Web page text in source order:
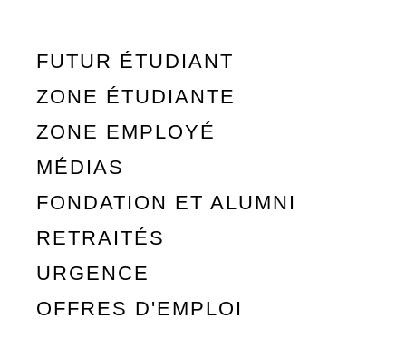
FUTUR ÉTUDIANT
ZONE ÉTUDIANTE
ZONE EMPLOYÉ
MÉDIAS
FONDATION ET ALUMNI
RETRAITÉS
URGENCE
OFFRES D'EMPLOI